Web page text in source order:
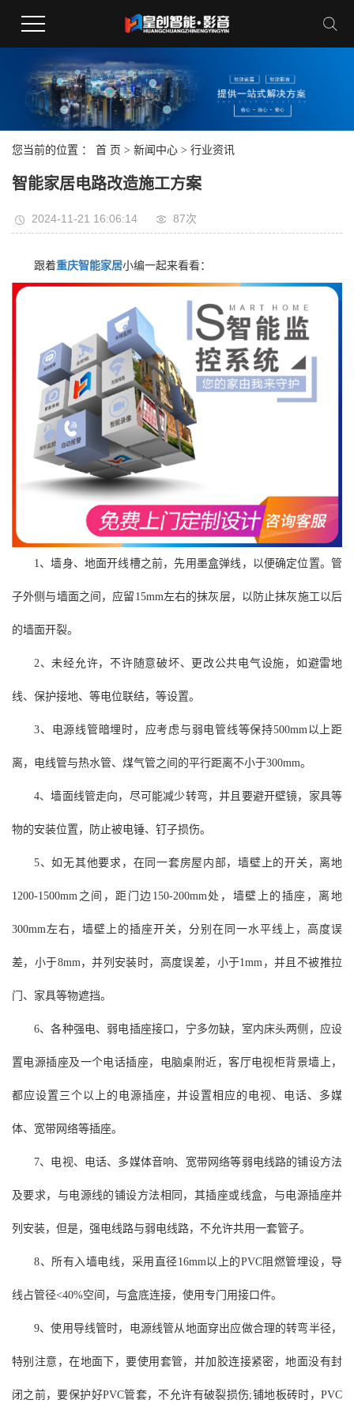
您当前的位置 ： 首 页 > 新闻中心 > 行业资讯
智能家居电路改造施工方案
2024-11-21 16:06:14 87次
跟着重庆智能家居小编一起来看看：
1、墙身、地面开线槽之前，先用墨盒弹线，以便确定位置。管
子外侧与墙面之间，应留15mm左右的抹灰层，以防止抹灰施工以后
的墙面开裂。
2、未经允许，不许随意破坏、更改公共电气设施，如避雷地
线、保护接地、等电位联结，等设置。
3、电源线管暗埋时，应考虑与弱电管线等保持500mm以上距
离，电线管与热水管、煤气管之间的平行距离不小于300mm。
4、墙面线管走向，尽可能减少转弯，并且要避开壁镜，家具等
物的安装位置，防止被电锤、钉子损伤。
5、如无其他要求，在同一套房屋内部，墙壁上的开关，离地
1200-1500mm之间，距门边150-200mm处，墙壁上的插座，离地
300mm左右，墙壁上的插座开关，分别在同一水平线上，高度误
差，小于8mm，并列安装时，高度误差，小于1mm，并且不被推拉
门、家具等物遮挡。
6、各种强电、弱电插座接口，宁多勿缺，室内床头两侧，应设
置电源插座及一个电话插座，电脑桌附近，客厅电视柜背景墙上，
都应设置三个以上的电源插座，并设置相应的电视、电话、多媒
体、宽带网络等插座。
7、电视、电话、多媒体音响、宽带网络等弱电线路的铺设方法
及要求，与电源线的铺设方法相同，其插座或线盒，与电源插座并
列安装，但是，强电线路与弱电线路，不允许共用一套管子。
8、所有入墙电线，采用直径16mm以上的PVC阻燃管埋设，导
线占管径<40%空间，与盒底连接，使用专门用接口件。
9、使用导线管时，电源线管从地面穿出应做合理的转弯半径，
特别注意，在地面下，要使用套管，并加胶连接紧密，地面没有封
闭之前，要保护好PVC管套，不允许有破裂损伤;铺地板砖时，PVC